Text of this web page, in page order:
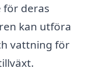
för deras
kan utföra
vattning för